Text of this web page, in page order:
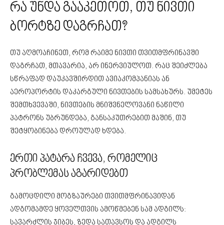
რა უნდა გააკეთოთ, თუ ნივთი
ბორტზე დაგრჩათ?
თუ აღმოაჩინეთ, რომ რაიმე ნივთი თვითმფრინავში
დაგრჩათ, მთავარია, არ ინერვიულოთ. რაც შეიძლება
სწრაფად დაუკავშირდით ავიაკომპანიას ან
აეროპორტის დაკარგული ნივთების სამსახურს. უმეტეს
შემთხვევაში, ნივთების მნიშვნელოვანი ნაწილი
პატრონს უბრუნდება, განსაკუთრებით მაშინ, თუ
შეტყობინება დროულად ხდება.
ერთი პატარა ჩვევა, რომელიც
პრობლემას აგარიდებთ
გამოცდილი მოგზაურები თვითმფრინავიდან
ადგომამდე ყოველთვის ამოწმებენ სამ ადგილს:
სავარძლის ჯიბეს, ზედა სათავსოს და ადგილს